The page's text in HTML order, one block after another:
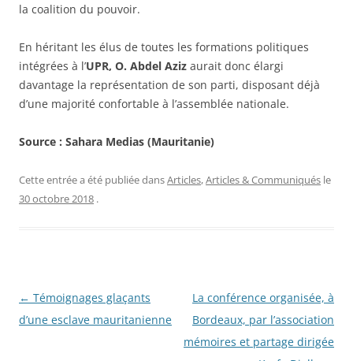
la coalition du pouvoir.
En héritant les élus de toutes les formations politiques
intégrées à l’UPR, O. Abdel Aziz aurait donc élargi
davantage la représentation de son parti, disposant déjà
d’une majorité confortable à l’assemblée nationale.
Source : Sahara Medias (Mauritanie)
Cette entrée a été publiée dansArticles,Articles & Communiqués le
30 octobre 2018 .
Navigation
des
← Témoignages glaçants
d’une esclave mauritanienne
La conférence organisée, à
Bordeaux, par l’association
mémoires et partage dirigée